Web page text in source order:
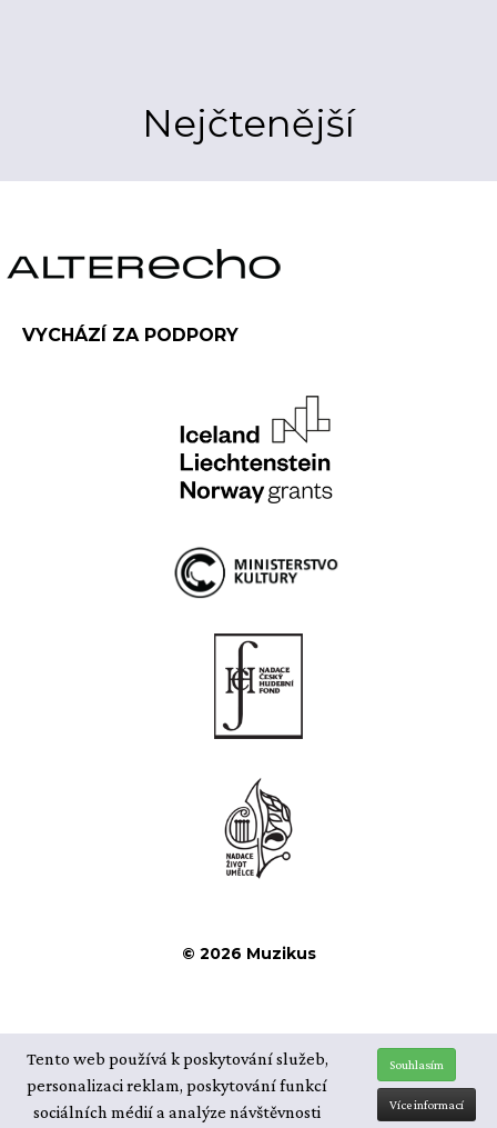
Nejčtenější
VYCHÁZÍ ZA PODPORY
© 2026 Muzikus
Tento web používá k poskytování služeb,
personalizaci reklam, poskytování funkcí
sociálních médií a analýze návštěvnosti
Souhlasím
Více informací